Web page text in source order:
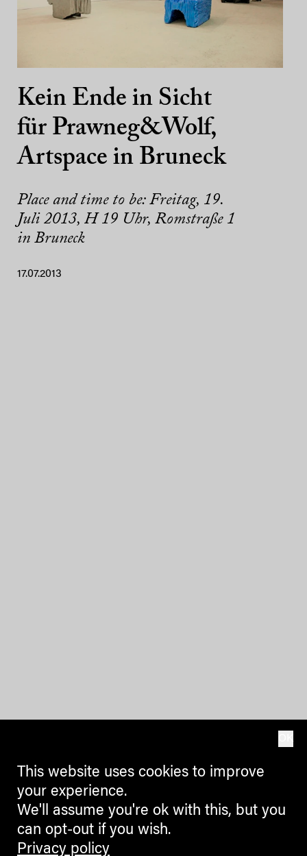
Kein Ende in Sicht
für Prawneg&Wolf,
Artspace in Bruneck
Place and time to be: Freitag, 19.
Juli 2013, H 19 Uhr, Romstraße 1
in Bruneck
17.07.2013
This website uses cookies to improve
your experience.
We'll assume you're ok with this, but you
can opt-out if you wish.
Privacy policy